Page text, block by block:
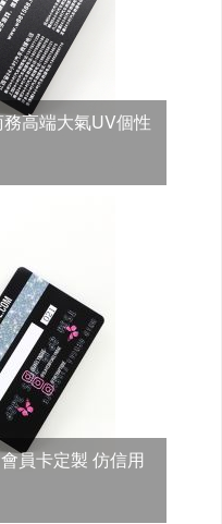
高端大氣UV個性
員卡定製 仿信用